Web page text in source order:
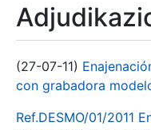
(27-07-11)
con grabadora
Ref.DESMO/01/2011